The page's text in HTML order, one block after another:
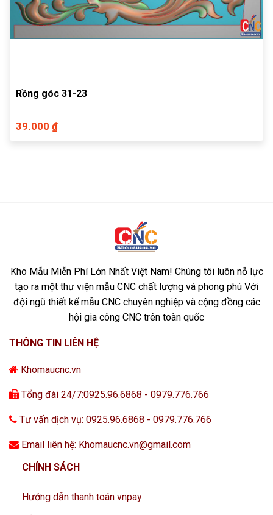
Rồng góc 31-23
39.000 ₫
Kho Mẫu Miễn Phí Lớn Nhất Việt Nam! Chúng tôi luôn nỗ lực
tạo ra một thư viện mẫu CNC chất lượng và phong phú Với
đội ngũ thiết kế mẫu CNC chuyên nghiệp và cộng đồng các
hội gia công CNC trên toàn quốc
THÔNG TIN LIÊN HỆ
Khomaucnc.vn
Tổng đài 24/7:0925.96.6868 - 0979.776.766
Tư vấn dịch vụ: 0925.96.6868 - 0979.776.766
Email liên hệ: Khomaucnc.vn@gmail.com
CHÍNH SÁCH
Hướng dẫn thanh toán vnpay